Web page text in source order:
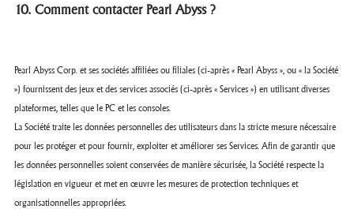
10. Comment contacter Pearl Abyss ?
Pearl Abyss Corp. et ses sociétés affiliées ou filiales (ci-après « Pearl Abyss », ou « la Société
») fournissent des jeux et des services associés (ci-après « Services ») en utilisant diverses
plateformes, telles que le PC et les consoles.
La Société traite les données personnelles des utilisateurs dans la stricte mesure nécessaire
pour les protéger et pour fournir, exploiter et améliorer ses Services. Afin de garantir que
les données personnelles soient conservées de manière sécurisée, la Société respecte la
législation en vigueur et met en œuvre les mesures de protection techniques et
organisationnelles appropriées.